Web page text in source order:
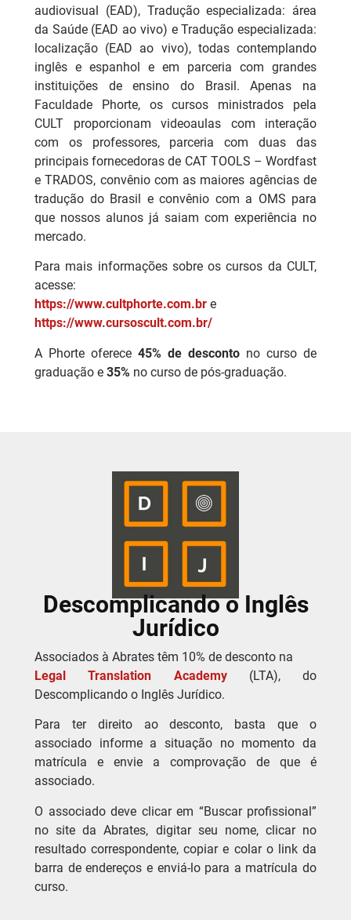
audiovisual (EAD), Tradução especializada: área
da Saúde (EAD ao vivo) e Tradução especializada:
localização (EAD ao vivo), todas contemplando
inglês e espanhol e em parceria com grandes
instituições de ensino do Brasil. Apenas na
Faculdade Phorte, os cursos ministrados pela
CULT proporcionam videoaulas com interação
com os professores, parceria com duas das
principais fornecedoras de CAT TOOLS – Wordfast
e TRADOS, convênio com as maiores agências de
tradução do Brasil e convênio com a OMS para
que nossos alunos já saiam com experiência no
mercado.
Para mais informações sobre os cursos da CULT,
acesse:
https://www.cultphorte.com.br e
https://www.cursoscult.com.br/
A Phorte oferece 45% de desconto no curso de
graduação e 35% no curso de pós-graduação.
Descomplicando o Inglês
Jurídico
Associados à Abrates têm 10% de desconto na
Legal Translation Academy(LTA), do
Descomplicando o Inglês Jurídico.
Para ter direito ao desconto, basta que o
associado informe a situação no momento da
matrícula e envie a comprovação de que é
associado.
O associado deve clicar em “Buscar profissional”
no site da Abrates, digitar seu nome, clicar no
resultado correspondente, copiar e colar o link da
barra de endereços e enviá-lo para a matrícula do
curso.